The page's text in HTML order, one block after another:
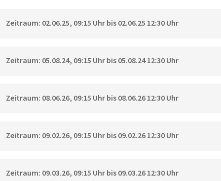
Zeitraum: 02.06.25, 09:15 Uhr bis 02.06.25 12:30 Uhr
Zeitraum: 05.08.24, 09:15 Uhr bis 05.08.24 12:30 Uhr
Zeitraum: 08.06.26, 09:15 Uhr bis 08.06.26 12:30 Uhr
Zeitraum: 09.02.26, 09:15 Uhr bis 09.02.26 12:30 Uhr
Zeitraum: 09.03.26, 09:15 Uhr bis 09.03.26 12:30 Uhr